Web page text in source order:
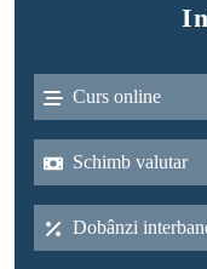
Curs online
Schimb valutar
Dobânzi